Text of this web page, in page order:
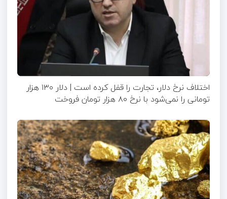
اختلاف نرخ دلار، تجارت را قفل کرده است | دلار ۱۳۰ هزار
تومانی را نمی‌شود با نرخ ۸۰ هزار تومان فروخت